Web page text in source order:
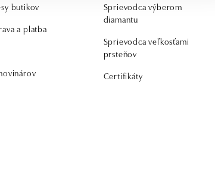
butikov
a platba
Sprievodca výberom
diamantu
Sprievodca veľkosťami
prsteňov
Certifikáty